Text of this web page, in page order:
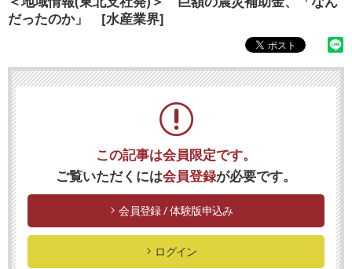
だったのか」 [水産業界]
この記事は会員限定です。
ご覧いただくには会員登録が必要です。
会員登録 / 体験版申込み
ログイン